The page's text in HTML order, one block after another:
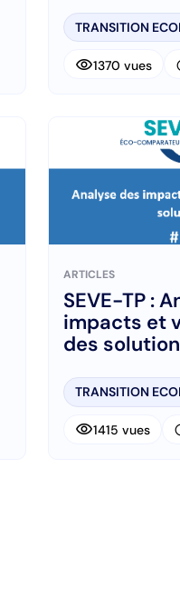
TRANSITION
visibility1370 vues
ARTICLES
SEVE-TP :
impacts et
des
TRANSITION
visibility1415 vues